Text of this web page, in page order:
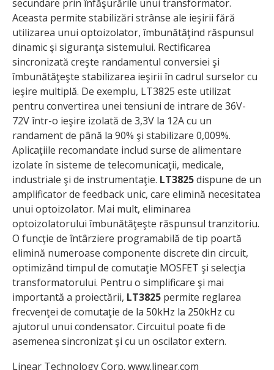
secundare prin înfăşurările unui transformator.
Aceasta permite stabilizări strânse ale ieşirii fără
utilizarea unui optoizolator, îmbunătăţind răspunsul
dinamic şi siguranţa sistemului. Rectificarea
sincronizată creşte randamentul conversiei şi
îmbunătăţeşte stabilizarea ieşirii în cadrul surselor cu
ieşire multiplă. De exemplu, LT3825 este utilizat
pentru convertirea unei tensiuni de intrare de 36V-
72V într-o ieşire izolată de 3,3V la 12A cu un
randament de până la 90% şi stabilizare 0,009%.
Aplicaţiile recomandate includ surse de alimentare
izolate în sisteme de telecomunicaţii, medicale,
industriale şi de instrumentaţie. LT3825dispune de un
amplificator de feedback unic, care elimină necesitatea
unui optoizolator. Mai mult, eliminarea
optoizolatorului îmbunătăţeşte răspunsul tranzitoriu.
O funcţie de întârziere programabilă de tip poartă
elimină numeroase componente discrete din circuit,
optimizând timpul de comutaţie MOSFET şi selecţia
transformatorului. Pentru o simplificare şi mai
importantă a proiectării, LT3825 permite reglarea
frecvenţei de comutaţie de la 50kHz la 250kHz cu
ajutorul unui condensator. Circuitul poate fi de
asemenea sincronizat şi cu un oscilator extern.
Linear Technology Corp. www.linear.com